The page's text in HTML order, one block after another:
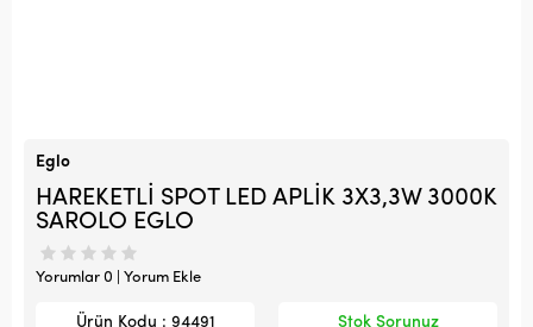
Eglo
HAREKETLİ SPOT LED APLİK 3X3,3W 3000K
SAROLO EGLO
Yorumlar 0 | Yorum Ekle
Ürün Kodu : 94491 Stok Sorunuz